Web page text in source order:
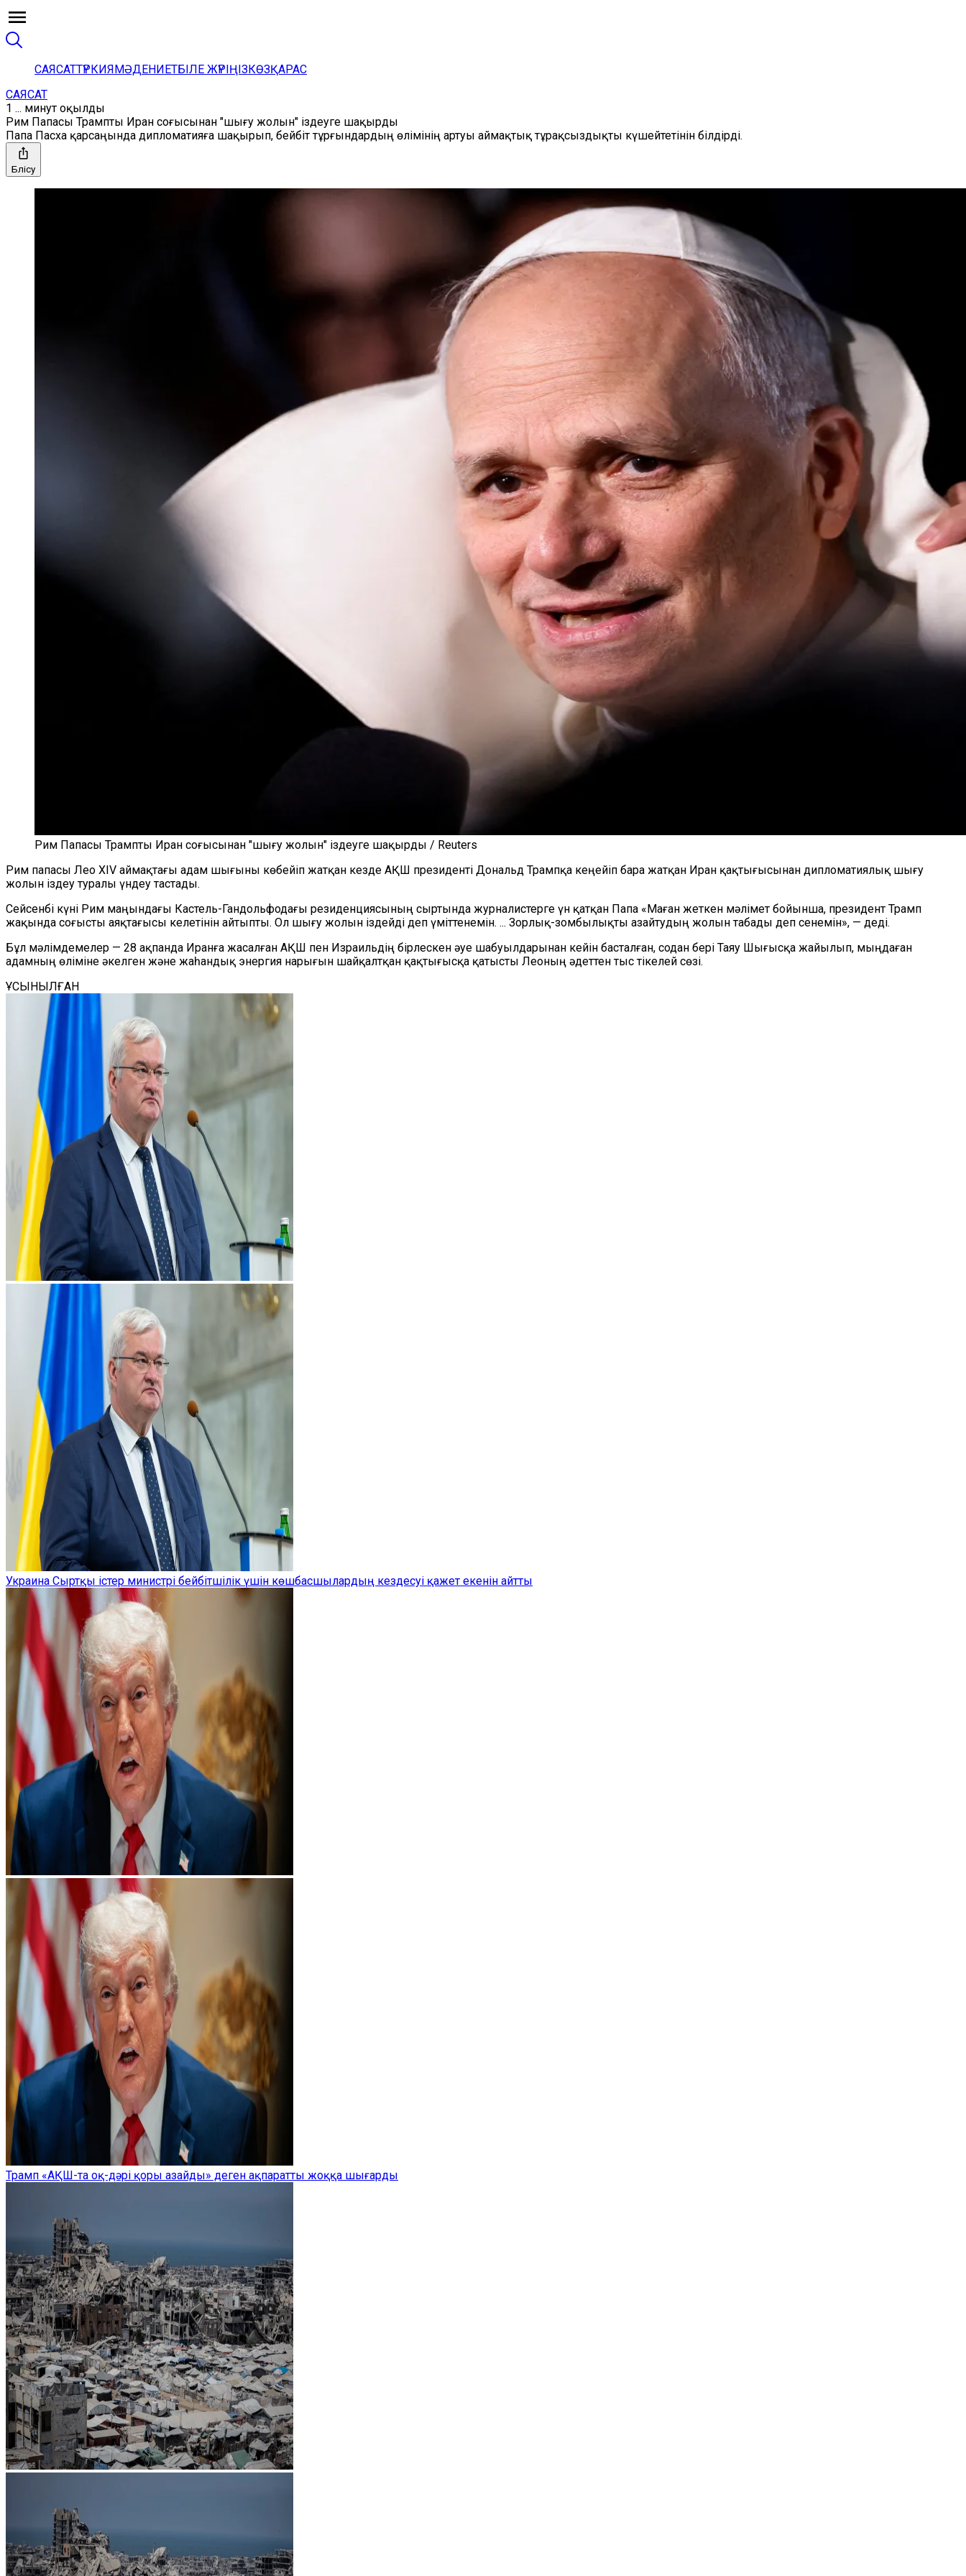
САЯСАТТҮРКИЯМӘДЕНИЕТБІЛЕ ЖҮРІҢІЗКӨЗҚАРАС
САЯСАТ
1 ... минут оқылды
Рим Папасы Трампты Иран соғысынан "шығу жолын" іздеуге шақырды
Папа Пасха қарсаңында дипломатияға шақырып, бейбіт тұрғындардың өлімінің артуы аймақтық тұрақсыздықты күшейтетінін білдірді.
Бөлісу
Рим Папасы Трампты Иран соғысынан "шығу жолын" іздеуге шақырды / Reuters
Рим папасы Лео XIV аймақтағы адам шығыны көбейіп жатқан кезде АҚШ президенті Дональд Трампқа кеңейіп бара жатқан Иран қақтығысынан дипломатиялық шығу
жолын іздеу туралы үндеу тастады.
Сейсенбі күні Рим маңындағы Кастель-Гандольфодағы резиденциясының сыртында журналистерге үн қатқан Папа «Маған жеткен мәлімет бойынша, президент Трамп
жақында соғысты аяқтағысы келетінін айтыпты. Ол шығу жолын іздейді деп үміттенемін. ... Зорлық-зомбылықты азайтудың жолын табады деп сенемін», — деді.
Бұл мәлімдемелер — 28 ақпанда Иранға жасалған АҚШ пен Израильдің бірлескен әуе шабуылдарынан кейін басталған, содан бері Таяу Шығысқа жайылып, мыңдаған
адамның өліміне әкелген және жаһандық энергия нарығын шайқалтқан қақтығысқа қатысты Леоның әдеттен тыс тікелей сөзі.
ҰСЫНЫЛҒАН
Украина Сыртқы істер министрі бейбітшілік үшін көшбасшылардың кездесуі қажет екенін айтты
Трамп «АҚШ-та оқ-дәрі қоры азайды» деген ақпаратты жоққа шығарды